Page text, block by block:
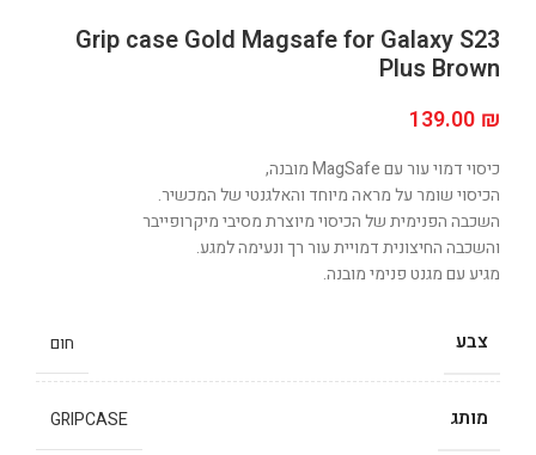
Grip case Gold Magsafe for Galaxy S23
Plus Brown
139.00 ₪
כיסוי דמוי עור עם MagSafe מובנה,
הכיסוי שומר על מראה מיוחד והאלגנטי של המכשיר.
השכבה הפנימית של הכיסוי מיוצרת מסיבי מיקרופייבר
והשכבה החיצונית דמויית עור רך ונעימה למגע.
מגיע עם מגנט פנימי מובנה.
צבע חום
מותג GRIPCASE